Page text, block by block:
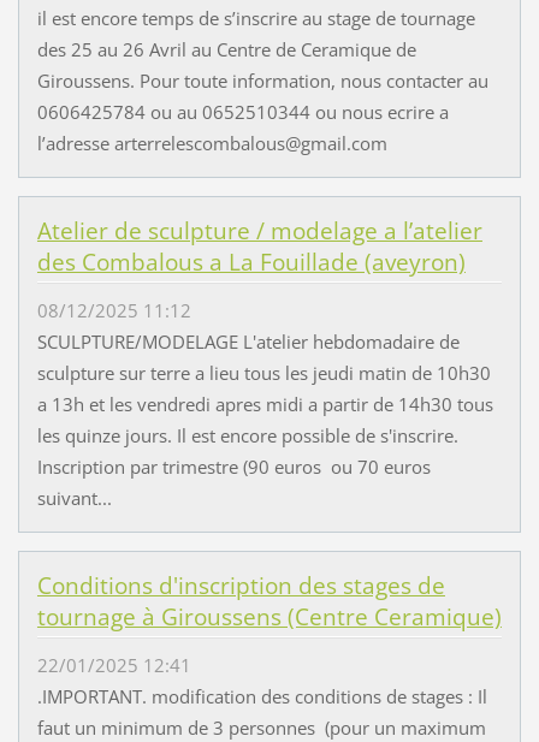
il est encore temps de s’inscrire au stage de tournage
des 25 au 26 Avril au Centre de Ceramique de
Giroussens. Pour toute information, nous contacter au
0606425784 ou au 0652510344 ou nous ecrire a
l’adresse arterrelescombalous@gmail.com
Atelier de sculpture / modelage a l’atelier
des Combalous a La Fouillade (aveyron)
08/12/2025 11:12
SCULPTURE/MODELAGE L'atelier hebdomadaire de
sculpture sur terre a lieu tous les jeudi matin de 10h30
a 13h et les vendredi apres midi a partir de 14h30 tous
les quinze jours. Il est encore possible de s'inscrire.
Inscription par trimestre (90 euros ou 70 euros
suivant...
Conditions d'inscription des stages de
tournage à Giroussens (Centre Ceramique)
22/01/2025 12:41
.IMPORTANT. modification des conditions de stages : Il
faut un minimum de 3 personnes (pour un maximum